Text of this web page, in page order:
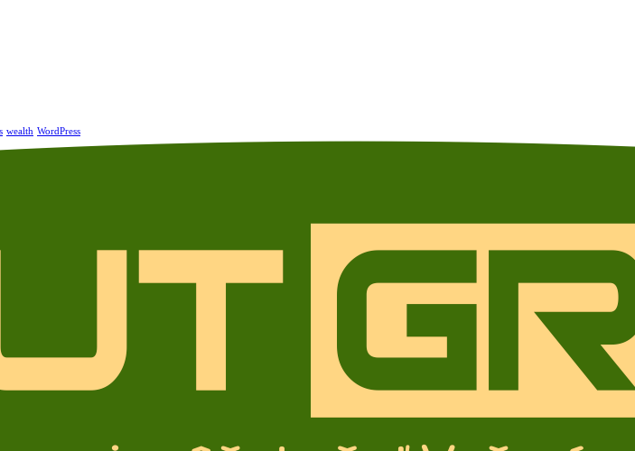
wealth WordPress